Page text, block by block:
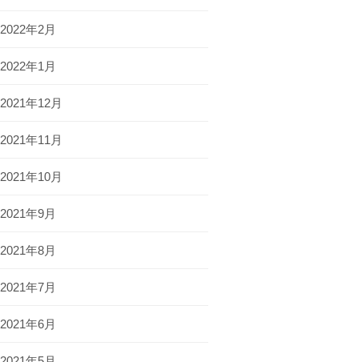
2022年2月
2022年1月
2021年12月
2021年11月
2021年10月
2021年9月
2021年8月
2021年7月
2021年6月